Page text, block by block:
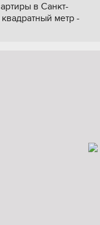
в Санкт-
метр -